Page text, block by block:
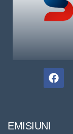
EMISIUNI